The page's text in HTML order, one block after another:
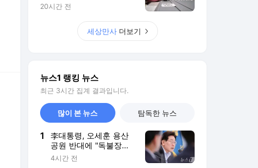
까지 훌러덩[영상]
20시간 전
세상만사 더보기
뉴스1 랭킹 뉴스
최근 3시간 집계 결과입니다.
많이 본 뉴스 탐독한 뉴스
1
李대통령, 오세훈 용산
공원 반대에 "독불장군
처럼 못해…서울시와 협
4시간 전